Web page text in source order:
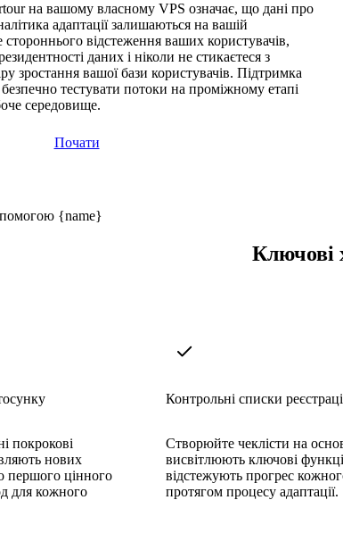
на вашому власному VPS означає, що дані про
адаптації залишаються на вашій
відстеження ваших користувачів,
даних і ніколи не стикаєтеся з
зростання вашої бази користувачів. Підтримка
тестувати потоки на проміжному етапі
середовище.
Почати
Ключові
покрокові
нових
першого цінного
для кожного
Контрольні списки
Створюйте чеклісти на
висвітлюють ключові
відстежують прогрес
протягом процесу адаптації.